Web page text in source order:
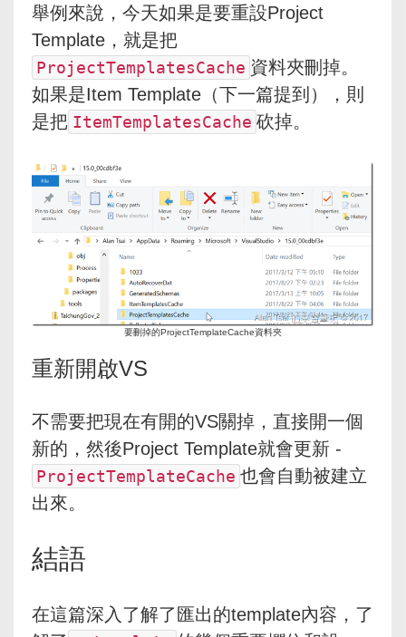
舉例來說，今天如果是要重設Project
Template，就是把
ProjectTemplatesCache 資料夾刪掉。
如果是Item Template（下一篇提到），則
是把 ItemTemplatesCache 砍掉。
要刪掉的ProjectTemplateCache資料夾
重新開啟VS
不需要把現在有開的VS關掉，直接開一個
新的，然後Project Template就會更新 -
ProjectTemplateCache 也會自動被建立
出來。
結語
在這篇深入了解了匯出的template內容，了